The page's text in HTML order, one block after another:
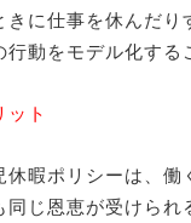
きに仕事を休んだ
行動をモデル化す
ット
休暇ポリシーは、
同じ恩恵が受けら